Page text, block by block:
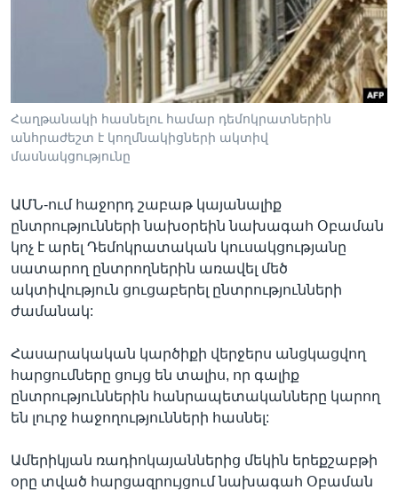
Հաղթանակի հասնելու համար դեմոկրատներին
անհրաժեշտ է կողմնակիցների ակտիվ
մասնակցությունը
ԱՄՆ-ում հաջորդ շաբաթ կայանալիք
ընտրությունների նախօրեին նախագահ Օբաման
կոչ է արել Դեմոկրատական կուսակցությանը
սատարող ընտրողներին առավել մեծ
ակտիվություն ցուցաբերել ընտրությունների
ժամանակ:
Հասարակական կարծիքի վերջերս անցկացվող
հարցումները ցույց են տալիս, որ գալիք
ընտրություններին հանրապետականները կարող
են լուրջ հաջողությունների հասնել:
Ամերիկյան ռադիոկայաններից մեկին երեքշաբթի
օրը տված հարցազրույցում նախագահ Օբաման